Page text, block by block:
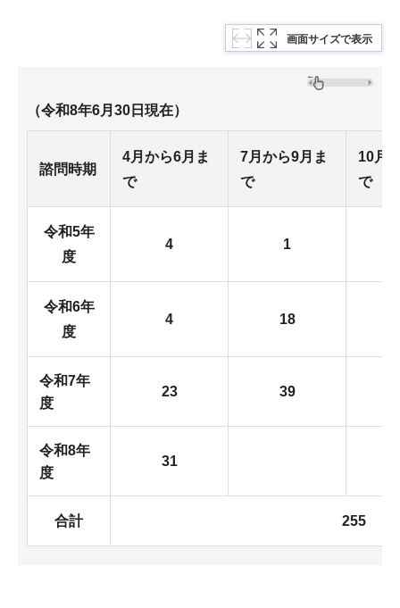
画面サイズで表示
（令和8年6月30日現在）
諮問時期
4月から6月ま
で
7月から9月ま
で
10月
で
令和5年
度
4 1
令和6年
度
4 18
令和7年
度
23 39
令和8年
度
31
合計 255